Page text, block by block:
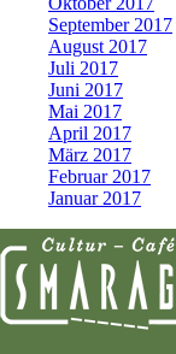
September 2017
August 2017
Juli 2017
Juni 2017
Mai 2017
April 2017
März 2017
Februar 2017
Januar 2017